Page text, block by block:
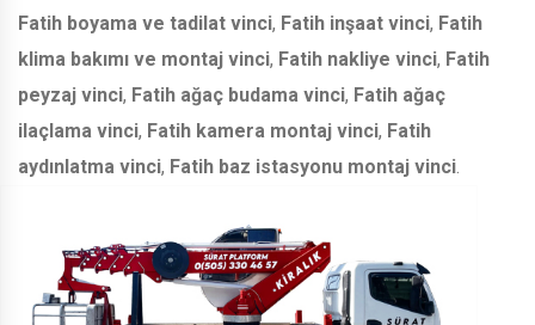
Fatih boyama ve tadilat vinci, Fatih inşaat vinci, Fatih
klima bakımı ve montaj vinci, Fatih nakliye vinci, Fatih
peyzaj vinci, Fatih ağaç budama vinci, Fatih ağaç
ilaçlama vinci, Fatih kamera montaj vinci, Fatih
aydınlatma vinci, Fatih baz istasyonu montaj vinci